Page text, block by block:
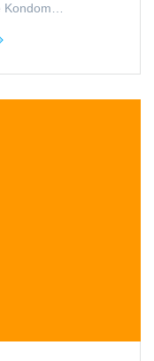
Kondom…